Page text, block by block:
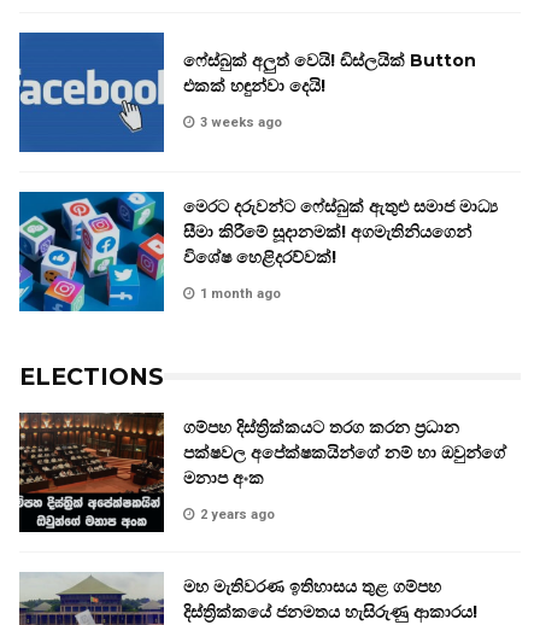
ෆේස්බුක් අලුත් වෙයි! ඩිස්ලයික් Button
එකක් හඳුන්වා දෙයි!
3 weeks ago
මෙරට දරුවන්ට ෆේස්බුක් ඇතුළු සමාජ මාධ්‍ය
සීමා කිරීමේ සූදානමක්! අගමැතිනියගෙන්
විශේෂ හෙළිදරව්වක්!
1 month ago
ELECTIONS
ගම්පහ දිස්ත්‍රික්කයට තරග කරන ප්‍රධාන
පක්ෂවල අපේක්ෂකයින්ගේ නම් හා ඔවුන්ගේ
මනාප අංක
2 years ago
මහ මැතිවරණ ඉතිහාසය තුළ ගම්පහ
දිස්ත්‍රික්කයේ ජනමතය හැසිරුණු ආකාරය!